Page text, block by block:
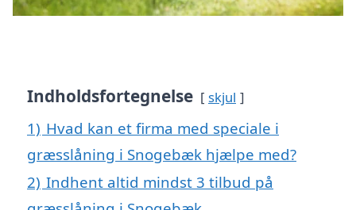
Indholdsfortegnelse skjul
1) Hvad kan et firma med speciale i
græsslåning i Snogebæk hjælpe med?
2) Indhent altid mindst 3 tilbud på